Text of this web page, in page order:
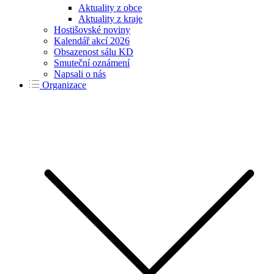
Aktuality z obce
Aktuality z kraje
Hostišovské noviny
Kalendář akcí 2026
Obsazenost sálu KD
Smuteční oznámení
Napsali o nás
Organizace